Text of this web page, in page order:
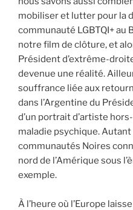
mobiliser et lutter pour la
communauté LGBTQI+ au
notre film de clôture, et
Président d’extrême-
devenue une réalité.
souffrance liée aux
dans l’Argentine du
d’un portrait d’artiste
maladie psychique.
communautés Noires
nord de l’Amérique sous
exemple.
À l’heure où l’Europe